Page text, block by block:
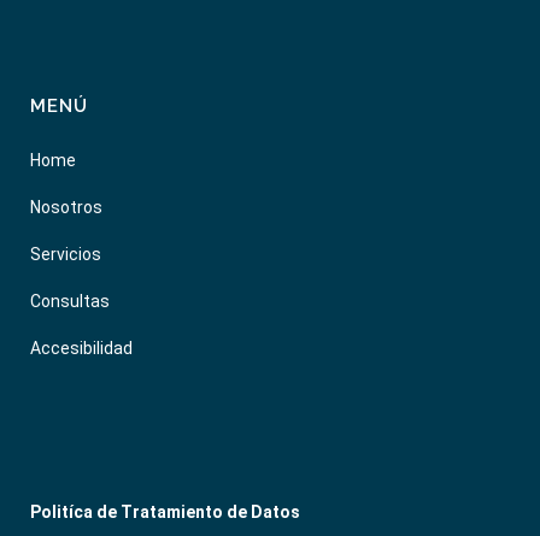
MENÚ
Home
Nosotros
Servicios
Consultas
Accesibilidad
Politíca de Tratamiento de Datos